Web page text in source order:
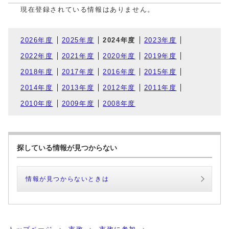
現在登録されている情報はありません。
2026年度 2025年度 2024年度 2023年度
2022年度 2021年度 2020年度 2019年度
2018年度 2017年度 2016年度 2015年度
2014年度 2013年度 2012年度 2011年度
2010年度 2009年度 2008年度
探している情報が見つからない
情報が見つからないときは